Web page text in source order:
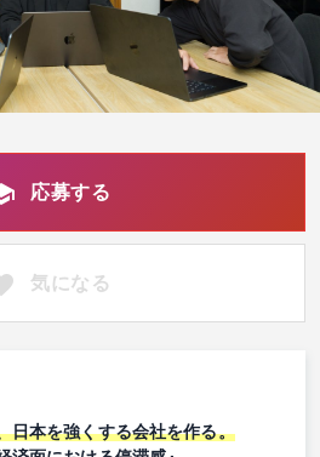
応募する
気になる
日本を強くする会社を作る。